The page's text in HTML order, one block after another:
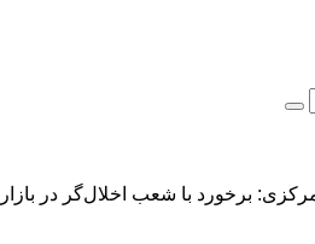
برخورد با شعب اخلال‌گر در